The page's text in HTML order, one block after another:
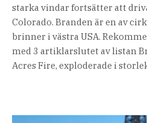
starka vindar fortsätter att
Colorado. Branden är en av
brinner i västra USA.
med 3 artiklarslutet av listan
Acres Fire, exploderade i